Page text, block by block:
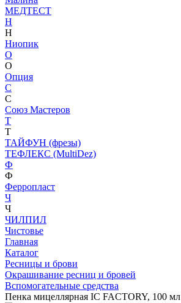
МЕДТЕСТ
Н
Н
Ниопик
О
О
Опция
С
С
Союз Мастеров
Т
Т
ТАЙФУН (фрезы)
ТЕФЛЕКС (MultiDez)
Ф
Ф
Ферропласт
Ч
Ч
ЧИЛПИЛ
Чистовье
Главная
Каталог
Ресницы и брови
Окрашивание ресниц и бровей
Вспомогательные средства
Пенка мицеллярная IC FACTORY, 100 мл